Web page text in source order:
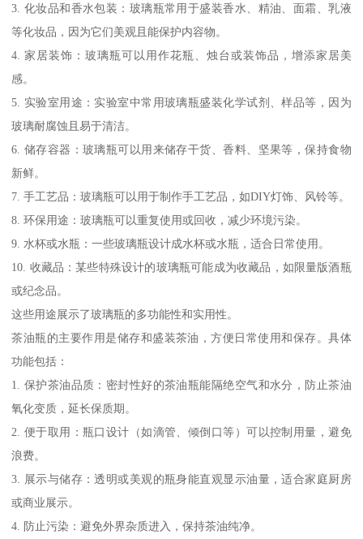
3. 化妆品和香水包装：玻璃瓶常用于盛装香水、精油、面霜、乳液
等化妆品，因为它们美观且能保护内容物。
4. 家居装饰：玻璃瓶可以用作花瓶、烛台或装饰品，增添家居美
感。
5. 实验室用途：实验室中常用玻璃瓶盛装化学试剂、样品等，因为
玻璃耐腐蚀且易于清洁。
6. 储存容器：玻璃瓶可以用来储存干货、香料、坚果等，保持食物
新鲜。
7. 手工艺品：玻璃瓶可以用于制作手工艺品，如DIY灯饰、风铃等。
8. 环保用途：玻璃瓶可以重复使用或回收，减少环境污染。
9. 水杯或水瓶：一些玻璃瓶设计成水杯或水瓶，适合日常使用。
10. 收藏品：某些特殊设计的玻璃瓶可能成为收藏品，如限量版酒瓶
或纪念品。
这些用途展示了玻璃瓶的多功能性和实用性。
茶油瓶的主要作用是储存和盛装茶油，方便日常使用和保存。具体
功能包括：
1. 保护茶油品质：密封性好的茶油瓶能隔绝空气和水分，防止茶油
氧化变质，延长保质期。
2. 便于取用：瓶口设计（如滴管、倾倒口等）可以控制用量，避免
浪费。
3. 展示与储存：透明或美观的瓶身能直观显示油量，适合家庭厨房
或商业展示。
4. 防止污染：避免外界杂质进入，保持茶油纯净。